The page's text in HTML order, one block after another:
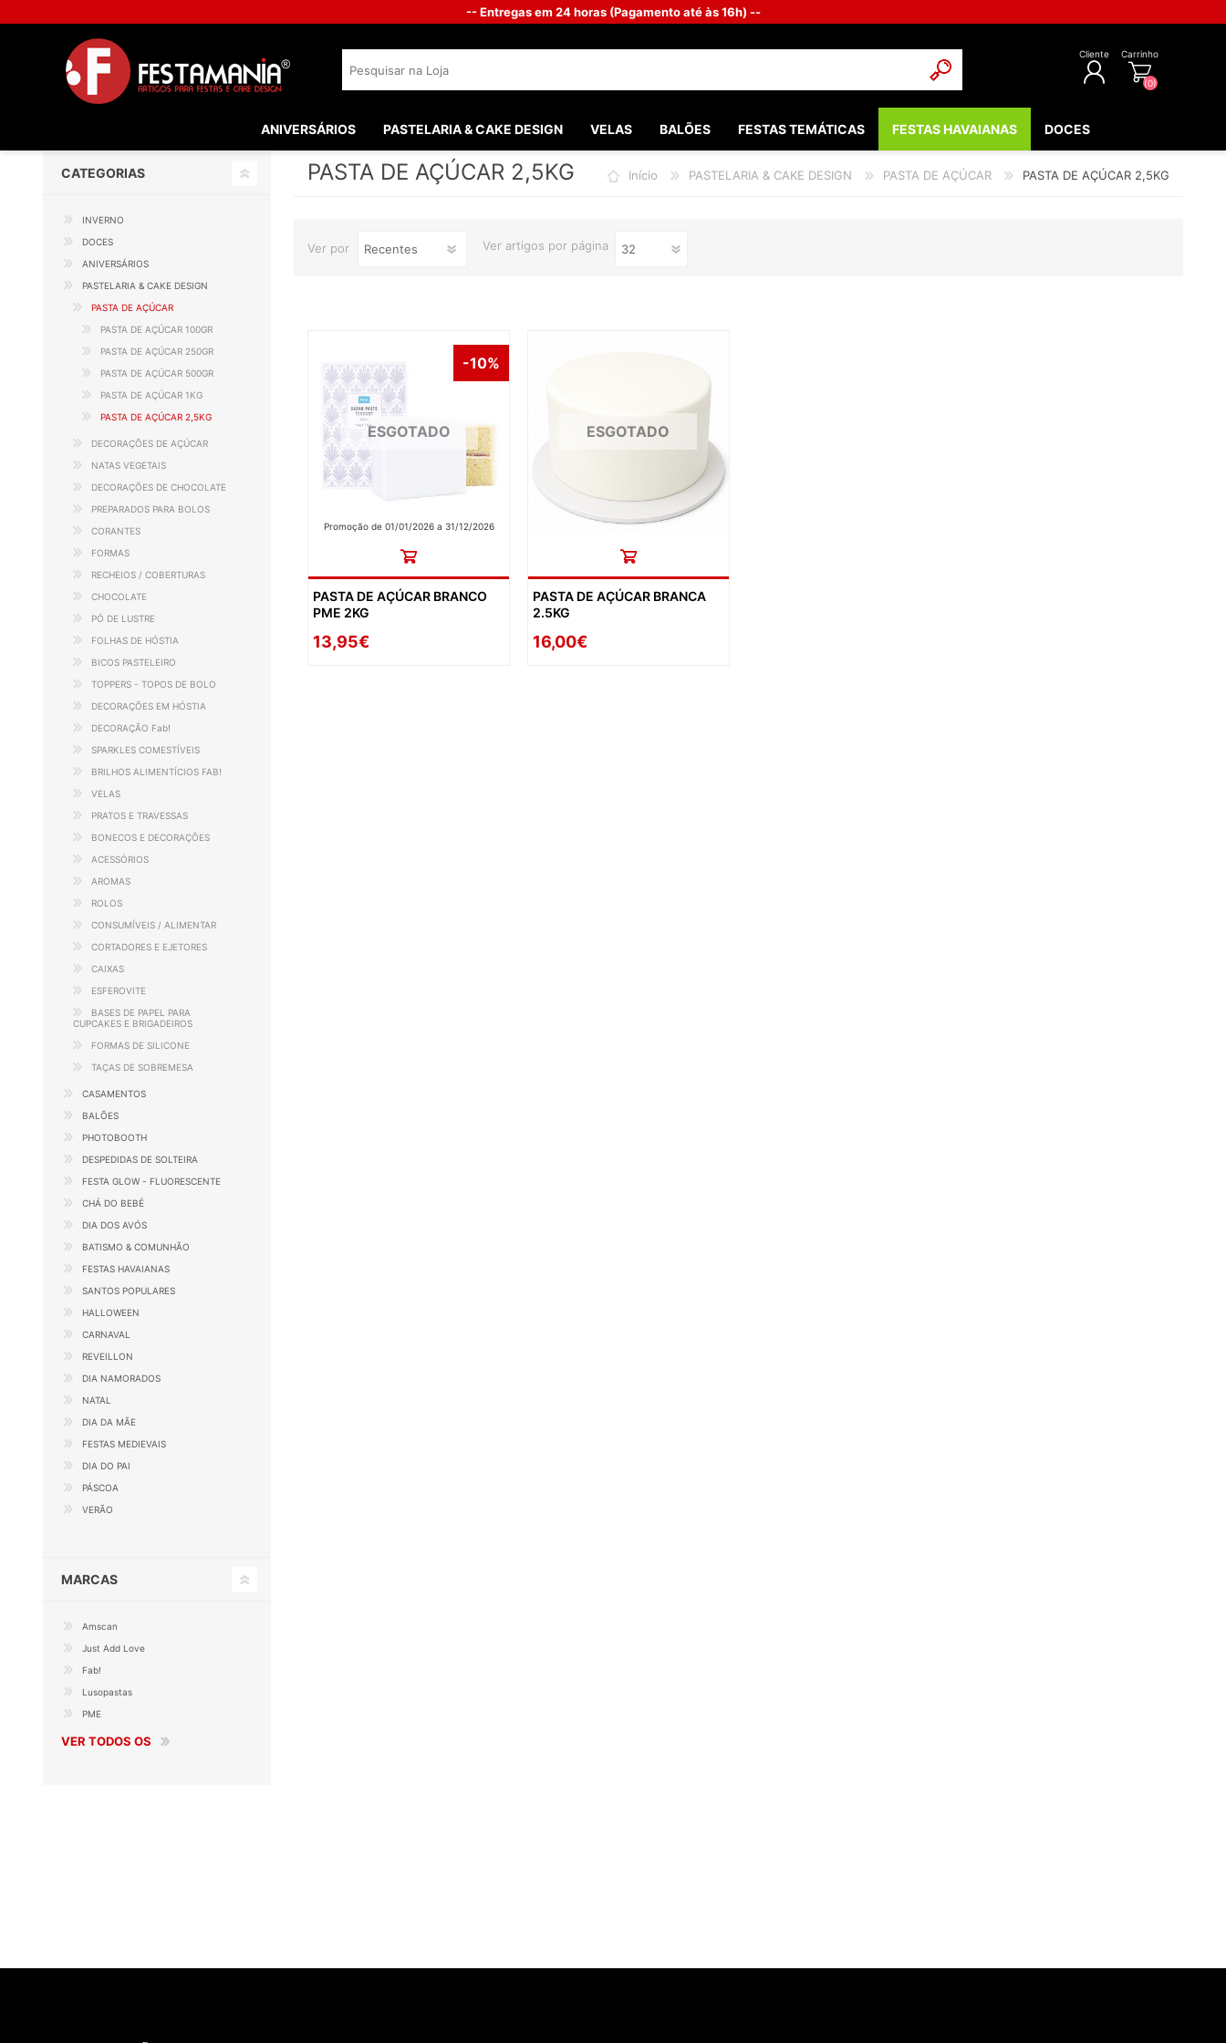
-- Entregas em 24 horas (Pagamento até às 16h) --
Cliente
REGISTAR
INICIAR SESSÃO
Carrinho
(0)
ANIVERSÁRIOS PASTELARIA & CAKE DESIGN VELAS BALÕES FESTAS TEMÁTICAS FESTAS HAVAIANAS DOCES
PASTA DE AÇÚCAR 2,5KG Início PASTELARIA & CAKE DESIGN PASTA DE AÇÚCAR PASTA DE AÇÚCAR 2,5KG
Ver por Ver artigos por página
ESGOTADO
-10%
Promoção de 01/01/2026 a 31/12/2026
PASTA DE AÇÚCAR BRANCO
PME 2KG
13,95€
ESGOTADO
PASTA DE AÇÚCAR BRANCA
2.5KG
16,00€
CATEGORIAS
INVERNO
DOCES
ANIVERSÁRIOS
PASTELARIA & CAKE DESIGN
PASTA DE AÇÚCAR
PASTA DE AÇÚCAR 100GR
PASTA DE AÇÚCAR 250GR
PASTA DE AÇÚCAR 500GR
PASTA DE AÇÚCAR 1KG
PASTA DE AÇÚCAR 2,5KG
DECORAÇÕES DE AÇÚCAR
NATAS VEGETAIS
DECORAÇÕES DE CHOCOLATE
PREPARADOS PARA BOLOS
CORANTES
FORMAS
RECHEIOS / COBERTURAS
CHOCOLATE
PÓ DE LUSTRE
FOLHAS DE HÓSTIA
BICOS PASTELEIRO
TOPPERS - TOPOS DE BOLO
DECORAÇÕES EM HÓSTIA
DECORAÇÃO Fab!
SPARKLES COMESTÍVEIS
BRILHOS ALIMENTÍCIOS FAB!
VELAS
PRATOS E TRAVESSAS
BONECOS E DECORAÇÕES
ACESSÓRIOS
AROMAS
ROLOS
CONSUMÍVEIS / ALIMENTAR
CORTADORES E EJETORES
CAIXAS
ESFEROVITE
BASES DE PAPEL PARA
CUPCAKES E BRIGADEIROS
FORMAS DE SILICONE
TAÇAS DE SOBREMESA
CASAMENTOS
BALÕES
PHOTOBOOTH
DESPEDIDAS DE SOLTEIRA
FESTA GLOW - FLUORESCENTE
CHÁ DO BEBÉ
DIA DOS AVÓS
BATISMO & COMUNHÃO
FESTAS HAVAIANAS
SANTOS POPULARES
HALLOWEEN
CARNAVAL
REVEILLON
DIA NAMORADOS
NATAL
DIA DA MÃE
FESTAS MEDIEVAIS
DIA DO PAI
PÁSCOA
VERÃO
MARCAS
Amscan
Just Add Love
Fab!
Lusopastas
PME
VER TODOS OS